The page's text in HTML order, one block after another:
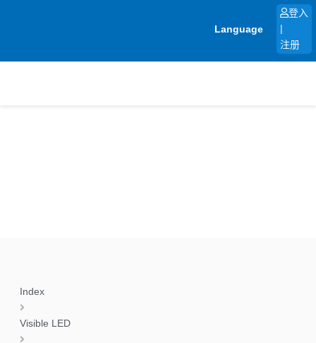
Language
登入
注册
Index
Visible LED